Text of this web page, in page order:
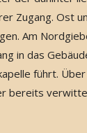
Zugang. Ost
Am
in das
führt.
bereits